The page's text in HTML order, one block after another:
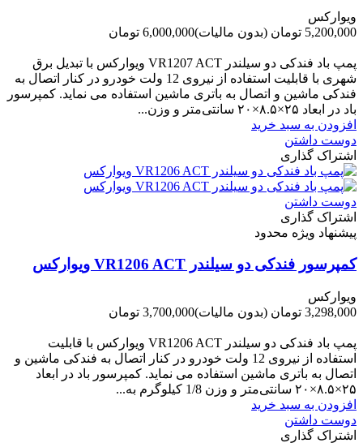
ویوارکس
5,200,000 تومان
(بدون مالیات)6,000,000 تومان
پمپ باد فندکی دو سیلندر VR1207 ACT ویوارکس با تبدیل برق
شهری با قابلیت استفاده از نیروی 12 ولت خودرو در کنار اتصال به
فندکی ماشین و اتصال به باتری ماشین استفاده می نماید. کمپرسور
باد در ابعاد ۲۵×۸.۵×۲۰ سانتی‌متر و وزن...
افزودن به سبد خرید
دوست داشتن
اشتراک گذاری
دوست داشتن
اشتراک گذاری
پیشنهاد ویژه محدود
کمپرسور فندکی دو سیلندر VR1206 ACT ویوارکس
ویوارکس
3,298,000 تومان
(بدون مالیات)3,700,000 تومان
پمپ باد فندکی دو سیلندر VR1206 ACT ویوارکس با قابلیت
استفاده از نیروی 12 ولت خودرو در کنار اتصال به فندکی ماشین و
اتصال به باتری ماشین استفاده می نماید. کمپرسور باد در ابعاد
۲۵×۸.۵×۲۰ سانتی‌متر و وزن 1/8 کیلوگرم به...
افزودن به سبد خرید
دوست داشتن
اشتراک گذاری